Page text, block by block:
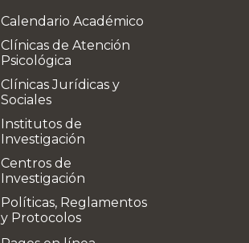
Calendario Académico
Clínicas de Atención
Psicológica
Clínicas Jurídicas y
Sociales
Institutos de
Investigación
Centros de
Investigación
Políticas, Reglamentos
y Protocolos